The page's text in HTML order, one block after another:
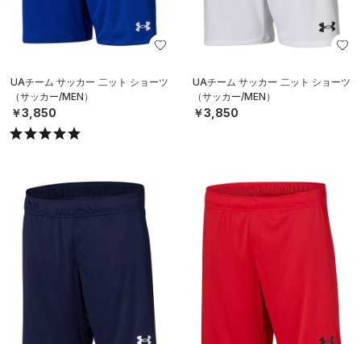
UAチーム サッカー 二ット ショーツ
（サッカー/MEN）
￥3,850
UAチーム サッカー 二ット ショーツ
（サッカー/MEN）
￥3,850